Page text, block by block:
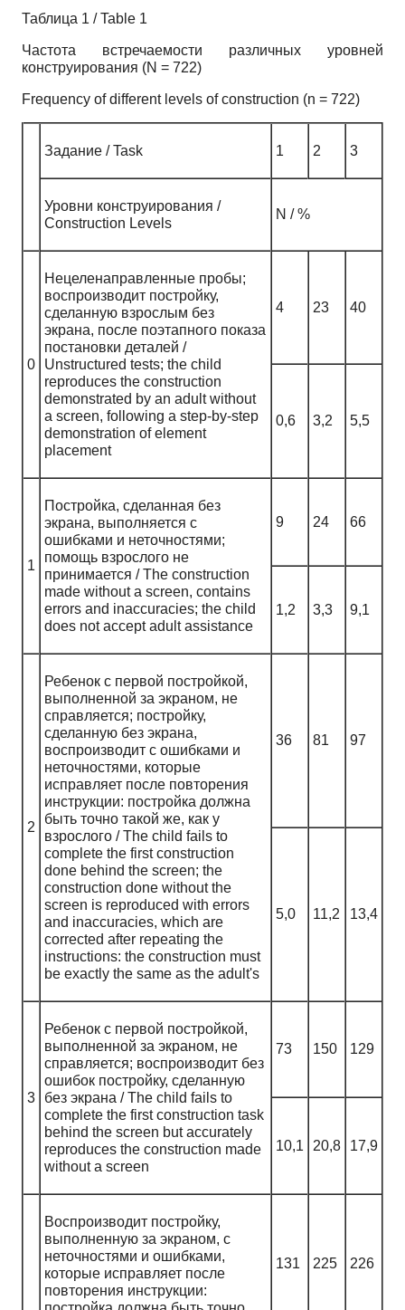
Таблица 1 / Table 1
Частота встречаемости различных уровней
конструирования (N = 722)
Frequency of different levels of construction (n = 722)
Задание / Task 1 2 3
Уровни конструирования /
Construction Levels
N / %
0
Нецеленаправленные пробы;
воспроизводит постройку,
сделанную взрослым без
экрана, после поэтапного показа
постановки деталей /
Unstructured tests; the child
reproduces the construction
demonstrated by an adult without
a screen, following a step-by-step
demonstration of element
placement
4 23 40
0,6 3,2 5,5
1
Постройка, сделанная без
экрана, выполняется с
ошибками и неточностями;
помощь взрослого не
принимается / The construction
made without a screen, contains
errors and inaccuracies; the child
does not accept adult assistance
9 24 66
1,2 3,3 9,1
2
Ребенок с первой постройкой,
выполненной за экраном, не
справляется; постройку,
сделанную без экрана,
воспроизводит с ошибками и
неточностями, которые
исправляет после повторения
инструкции: постройка должна
быть точно такой же, как у
взрослого / The child fails to
complete the first construction
done behind the screen; the
construction done without the
screen is reproduced with errors
and inaccuracies, which are
corrected after repeating the
instructions: the construction must
be exactly the same as the adult's
36 81 97
5,0 11,2 13,4
3
Ребенок с первой постройкой,
выполненной за экраном, не
справляется; воспроизводит без
ошибок постройку, сделанную
без экрана / The child fails to
complete the first construction task
behind the screen but accurately
reproduces the construction made
without a screen
73 150 129
10,1 20,8 17,9
Воспроизводит постройку,
выполненную за экраном, с
неточностями и ошибками,
которые исправляет после
повторения инструкции:
131 225 226